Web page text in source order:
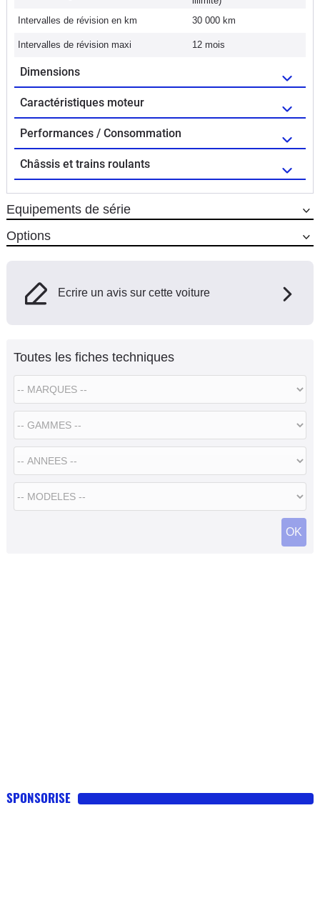
Intervalles de révision en km
30 000 km
Intervalles de révision maxi 12 mois
Dimensions
Caractéristiques moteur
Performances / Consommation
Châssis et trains roulants
Equipements de série
Options
Ecrire un avis sur cette voiture
Toutes les fiches techniques
SPONSORISE